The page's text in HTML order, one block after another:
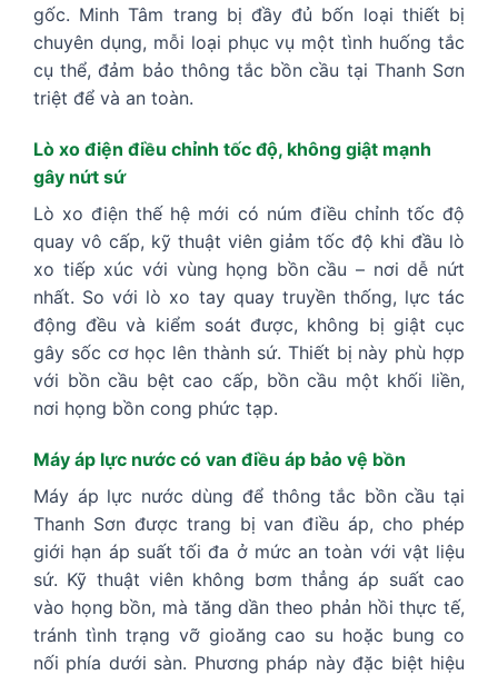
gốc. Minh Tâm trang bị đầy đủ bốn loại thiết bị
chuyên dụng, mỗi loại phục vụ một tình huống tắc
cụ thể, đảm bảo thông tắc bồn cầu tại Thanh Sơn
triệt để và an toàn.
Lò xo điện điều chỉnh tốc độ, không giật mạnh
gây nứt sứ
Lò xo điện thế hệ mới có núm điều chỉnh tốc độ
quay vô cấp, kỹ thuật viên giảm tốc độ khi đầu lò
xo tiếp xúc với vùng họng bồn cầu – nơi dễ nứt
nhất. So với lò xo tay quay truyền thống, lực tác
động đều và kiểm soát được, không bị giật cục
gây sốc cơ học lên thành sứ. Thiết bị này phù hợp
với bồn cầu bệt cao cấp, bồn cầu một khối liền,
nơi họng bồn cong phức tạp.
Máy áp lực nước có van điều áp bảo vệ bồn
Máy áp lực nước dùng để thông tắc bồn cầu tại
Thanh Sơn được trang bị van điều áp, cho phép
giới hạn áp suất tối đa ở mức an toàn với vật liệu
sứ. Kỹ thuật viên không bơm thẳng áp suất cao
vào họng bồn, mà tăng dần theo phản hồi thực tế,
tránh tình trạng vỡ gioăng cao su hoặc bung co
nối phía dưới sàn. Phương pháp này đặc biệt hiệu